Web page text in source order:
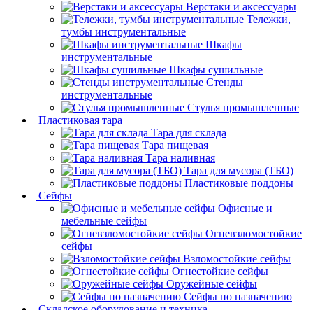
Верстаки и аксессуары
Тележки,
тумбы инструментальные
Шкафы
инструментальные
Шкафы сушильные
Стенды
инструментальные
Cтулья промышленные
Пластиковая тара
Тара для склада
Тара пищевая
Тара наливная
Тара для мусора (ТБО)
Пластиковые поддоны
Сейфы
Офисные и
мебельные сейфы
Огневзломостойкие
сейфы
Взломостойкие сейфы
Огнестойкие сейфы
Оружейные сейфы
Сейфы по назначению